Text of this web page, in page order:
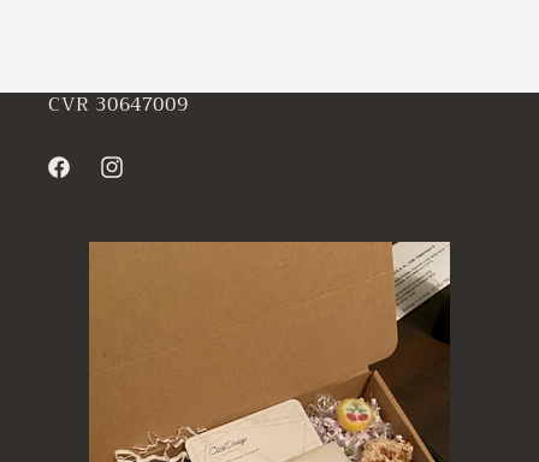
CVR 30647009
FacebookInstagram